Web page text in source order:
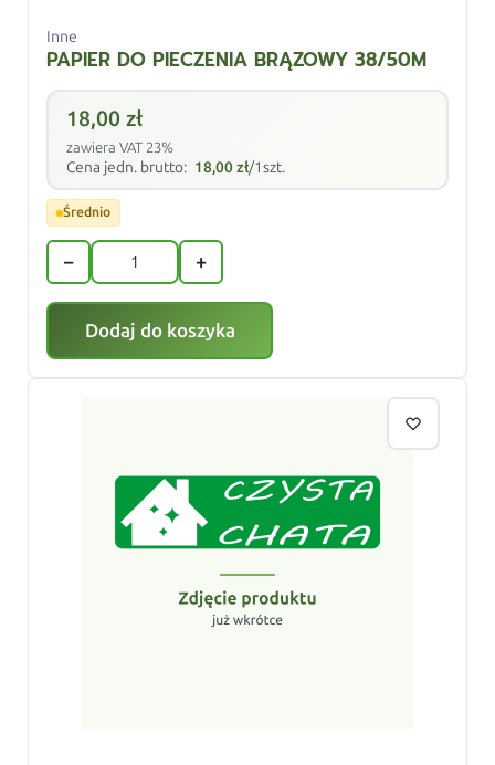
Inne
PAPIER DO PIECZENIA BRĄZOWY 38/50M
18,00zł
zawiera VAT 23%
Cena jedn. brutto: 18,00zł/1szt.
Średnio
− +
Dodaj do koszyka